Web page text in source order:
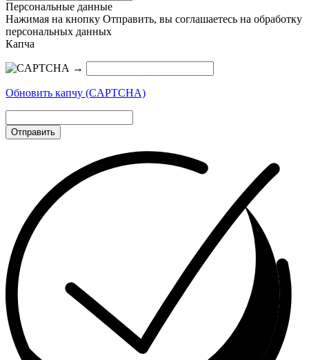
Персональные данные
Нажимая на кнопку Отправить, вы соглашаетесь на обработку
персональных данных
Капча
→
Обновить капчу (CAPTCHA)
Отправить